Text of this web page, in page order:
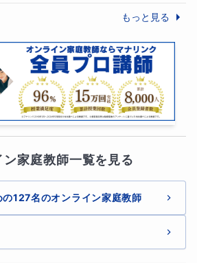
合格、おめでとうございます。新しい
でも頑張ってください。
もっと見る
家庭教師一覧を見る
127名のオンライン家庭教師